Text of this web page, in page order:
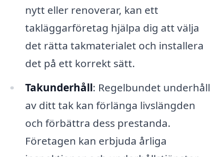
nytt eller renoverar, kan ett
takläggarföretag hjälpa dig att välja
det rätta takmaterialet och installera
det på ett korrekt sätt.
Takunderhåll: Regelbundet underhåll
av ditt tak kan förlänga livslängden
och förbättra dess prestanda.
Företagen kan erbjuda årliga